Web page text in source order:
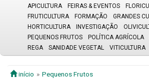
APICULTURA
FEIRAS & EVENTOS
FRUTICULTURA
FORMAÇÃO
GRANDES
HORTICULTURA
INVESTIGAÇÃO
PEQUENOS FRUTOS
POLÍTICA AGRÍCOLA
REGA
SANIDADE VEGETAL VITICULTURA
início
Pequenos Frutos